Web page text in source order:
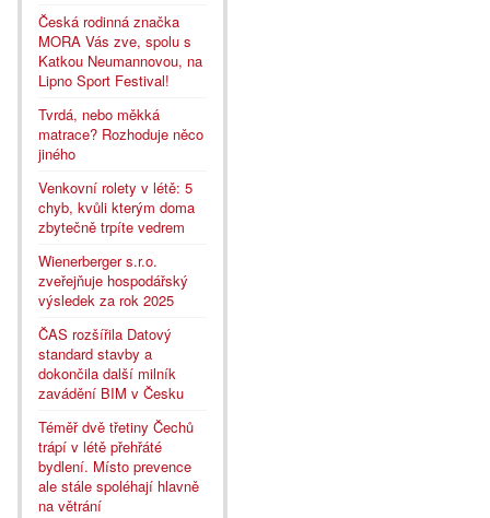
Česká rodinná značka
MORA Vás zve, spolu s
Katkou Neumannovou, na
Lipno Sport Festival!
Tvrdá, nebo měkká
matrace? Rozhoduje něco
jiného
Venkovní rolety v létě: 5
chyb, kvůli kterým doma
zbytečně trpíte vedrem
Wienerberger s.r.o.
zveřejňuje hospodářský
výsledek za rok 2025
ČAS rozšířila Datový
standard stavby a
dokončila další milník
zavádění BIM v Česku
Téměř dvě třetiny Čechů
trápí v létě přehřáté
bydlení. Místo prevence
ale stále spoléhají hlavně
na větrání